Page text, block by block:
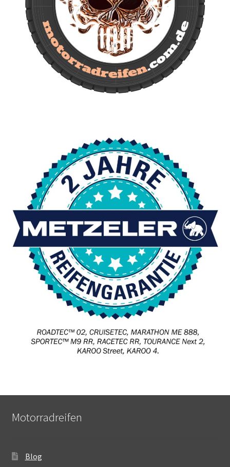
Motorradreifen
Blog